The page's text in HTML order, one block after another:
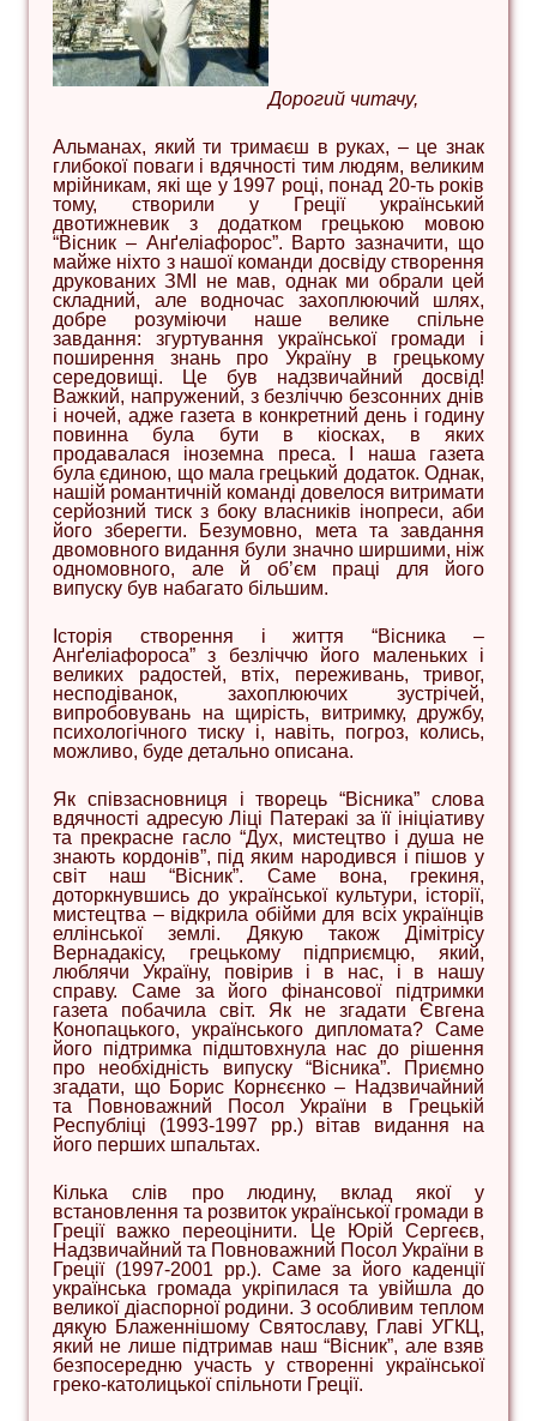
Дорогий читачу,
Альманах, який ти тримаєш в руках, – це знак
глибокої поваги і вдячності тим людям, великим
мрійникам, які ще у 1997 році, понад 20-ть років
тому, створили у Греції український
двотижневик з додатком грецькою мовою
“Вісник – Анґеліафорос”. Варто зазначити, що
майже ніхто з нашої команди досвіду створення
друкованих ЗМІ не мав, однак ми обрали цей
складний, але водночас захоплюючий шлях,
добре розуміючи наше велике спільне
завдання: згуртування української громади і
поширення знань про Україну в грецькому
середовищі. Це був надзвичайний досвід!
Важкий, напружений, з безліччю безсонних днів
і ночей, адже газета в конкретний день і годину
повинна була бути в кіосках, в яких
продавалася іноземна преса. І наша газета
була єдиною, що мала грецький додаток. Однак,
нашій романтичній команді довелося витримати
серйозний тиск з боку власників інопреси, аби
його зберегти. Безумовно, мета та завдання
двомовного видання були значно ширшими, ніж
одномовного, але й об’єм праці для його
випуску був набагато більшим.
Історія створення і життя “Вісника –
Анґеліафороса” з безліччю його маленьких і
великих радостей, втіх, переживань, тривог,
несподіванок, захоплюючих зустрічей,
випробовувань на щирість, витримку, дружбу,
психологічного тиску і, навіть, погроз, колись,
можливо, буде детально описана.
Як співзасновниця і творець “Вісника” слова
вдячності адресую Ліці Патеракі за її ініціативу
та прекрасне гасло “Дух, мистецтво і душа не
знають кордонів”, під яким народився і пішов у
світ наш “Вісник”. Саме вона, грекиня,
доторкнувшись до української культури, історії,
мистецтва – відкрила обійми для всіх українців
еллінської землі. Дякую також Дімітрісу
Вернадакісу, грецькому підприємцю, який,
люблячи Україну, повірив і в нас, і в нашу
справу. Саме за його фінансової підтримки
газета побачила світ. Як не згадати Євгена
Конопацького, українського дипломата? Саме
його підтримка підштовхнула нас до рішення
про необхідність випуску “Вісника”. Приємно
згадати, що Борис Корнєєнко – Надзвичайний
та Повноважний Посол України в Грецькій
Республіці (1993-1997 рр.) вітав видання на
його перших шпальтах.
Кілька слів про людину, вклад якої у
встановлення та розвиток української громади в
Греції важко переоцінити. Це Юрій Сергеєв,
Надзвичайний та Повноважний Посол України в
Греції (1997-2001 рр.). Саме за його каденції
українська громада укріпилася та увійшла до
великої діаспорної родини. З особливим теплом
дякую Блаженнішому Святославу, Главі УГКЦ,
який не лише підтримав наш “Вісник”, але взяв
безпосередню участь у створенні української
греко-католицької спільноти Греції.